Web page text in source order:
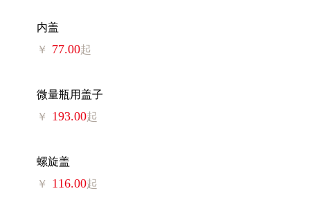
内盖
￥ 77.00起
微量瓶用盖子
￥ 193.00起
螺旋盖
￥ 116.00起